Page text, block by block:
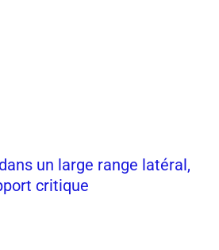
un large range latéral,
critique